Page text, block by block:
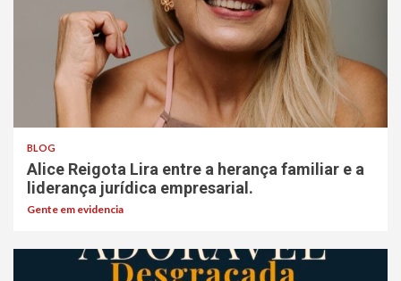
BLOG
Alice Reigota Lira entre a herança familiar e a
liderança jurídica empresarial.
Gente em evidencia